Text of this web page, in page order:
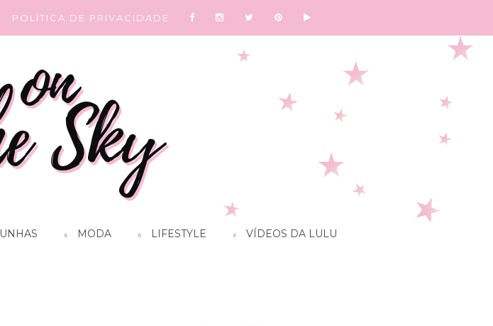
POLÍTICA DE PRIVACIDADE
UNHAS MODA LIFESTYLE VÍDEOS DA LULU